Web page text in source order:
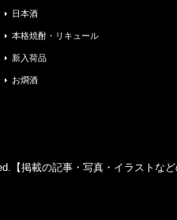
日本酒
本格焼酎・リキュール
新入荷品
お燗酒
掲載の記事・写真・イラストなど